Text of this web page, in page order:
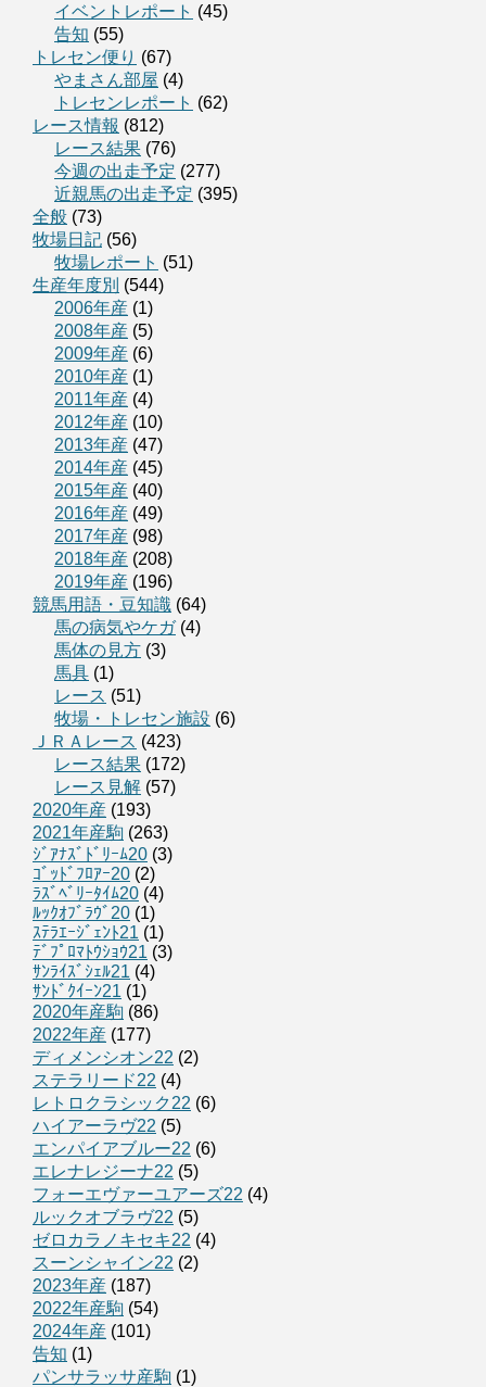
イベントレポート (45)
告知 (55)
トレセン便り (67)
やまさん部屋 (4)
トレセンレポート (62)
レース情報 (812)
レース結果 (76)
今週の出走予定 (277)
近親馬の出走予定 (395)
全般 (73)
牧場日記 (56)
牧場レポート (51)
生産年度別 (544)
2006年産 (1)
2008年産 (5)
2009年産 (6)
2010年産 (1)
2011年産 (4)
2012年産 (10)
2013年産 (47)
2014年産 (45)
2015年産 (40)
2016年産 (49)
2017年産 (98)
2018年産 (208)
2019年産 (196)
競馬用語・豆知識 (64)
馬の病気やケガ(4)
馬体の見方 (3)
馬具 (1)
レース (51)
牧場・トレセン施設 (6)
ＪＲＡレース (423)
レース結果 (172)
レース見解 (57)
2020年産 (193)
2021年産駒 (263)
ｼﾞｱﾅｽﾞﾄﾞﾘｰﾑ20 (3)
ｺﾞｯﾄﾞﾌﾛｱｰ20 (2)
ﾗｽﾞﾍﾞﾘｰﾀｲﾑ20 (4)
ﾙｯｸｵﾌﾞﾗｳﾞ20 (1)
ｽﾃﾗｴｰｼﾞｪﾝﾄ21 (1)
ﾃﾞﾌﾟﾛﾏﾄｳｼｮｳ21 (3)
ｻﾝﾗｲｽﾞｼｪﾙ21 (4)
ｻﾝﾄﾞｸｲｰﾝ21 (1)
2020年産駒 (86)
2022年産 (177)
ディメンシオン22 (2)
ステラリード22 (4)
レトロクラシック22 (6)
ハイアーラヴ22 (5)
エンパイアブルー22 (6)
エレナレジーナ22 (5)
フォーエヴァーユアーズ22 (4)
ルックオブラヴ22 (5)
ゼロカラノキセキ22 (4)
スーンシャイン22 (2)
2023年産 (187)
2022年産駒 (54)
2024年産 (101)
告知 (1)
パンサラッサ産駒 (1)